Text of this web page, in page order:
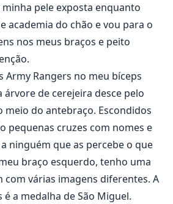
pele exposta enquanto
academia do chão e vou para o
nos meus braços e peito
Army Rangers no meu bíceps
de cerejeira desce pelo
meio do antebraço. Escondidos
pequenas cruzes com nomes e
ninguém que as percebe o que
braço esquerdo, tenho uma
com várias imagens diferentes. A
é a medalha de São Miguel.